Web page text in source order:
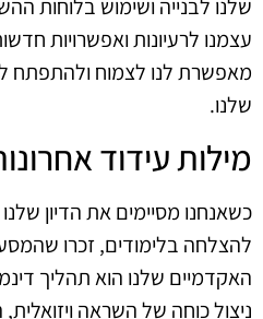
שלנו לבנייה ושימוש בלוחות
עצמנו לרעיונות ואפשרויות
מאפשרת לנו לצמוח ולהתפתח
שלנו.
מילות עידוד
כשאנחנו מסיימים את הדיון
להצלחה בלימודים, זכרו
האקדמיים שלנו הוא תהליך
ניצול כוחה של השראה